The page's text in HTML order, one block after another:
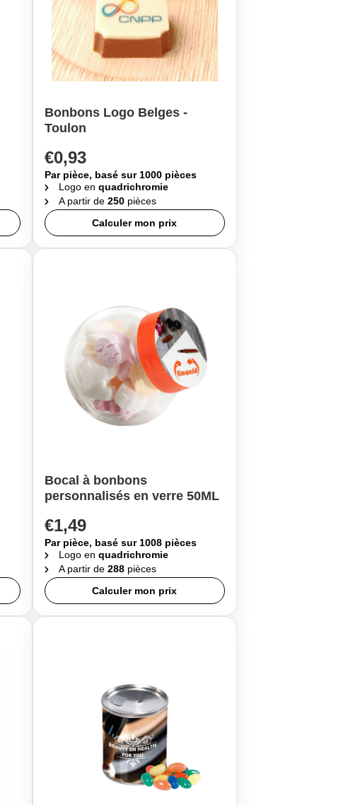
Bonbons Logo Belges -
Toulon
€0,93
Par pièce, basé sur 1000 pièces
Logo en quadrichromie
A partir de 250pièces
Calculer mon prix
Bocal à bonbons
personnalisés en verre 50ML
€1,49
Par pièce, basé sur 1008 pièces
Logo en quadrichromie
A partir de 288pièces
Calculer mon prix